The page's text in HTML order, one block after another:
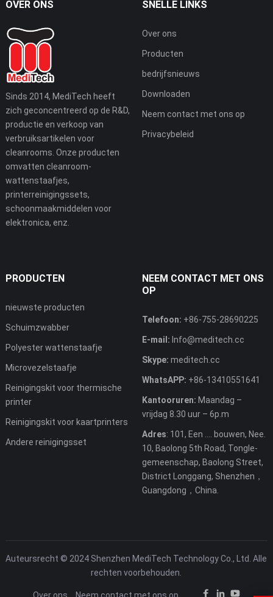
OVER ONS
Sinds 2014, MediTech heeft
zich geconcentreerd op de R&D,
productie en verkoop van
verbruiksartikelen voor
cleanrooms. Onze producten
omvatten cleanroom-
wattenstaafjes,
printerreinigingssets,
schoonmaakmiddelen voor
elektronica, enz.
SNELLE LINKS
Over ons
Producten
bedrijfsnieuws
Downloaden
Neem contact met ons op
Privacybeleid
PRODUCTEN
nieuwste producten
Schuimzwabber
Polyester wattenstaafje
Microvezelstaafje
Reinigingskit voor thermische
printer
Reinigingskit voor kaartprinters
Andere reinigingsset
NEEM CONTACT MET ONS
OP
Telefoon: +86-755-28690225
E-mail: Info@meditech.cc
Skype: meditech.cc
WhatsAPP: +86-13410551641
Kantooruren: Maandag –
vrijdag 8.30 uur – 6p.m
Adres: 101, Een .... bouwen, Nee.
10, Baolong 5th Road, Tongle-
gemeenschap, Baolong Street,
District Longgang, Shenzhen，
Guangdong，China.
Auteursrecht © 2024 Shenzhen MediTech Technology Co., Ltd. Alle
rechten voorbehouden.
Over ons Neem contact met ons op